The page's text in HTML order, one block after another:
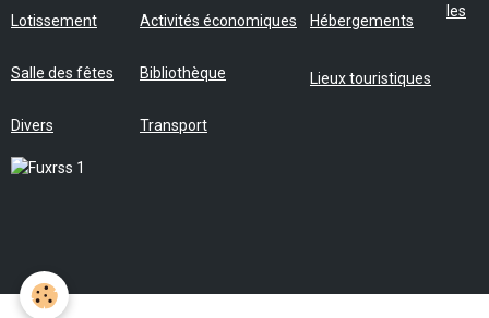
Lotissement Activités économiques Hébergements
Salle des fêtes Bibliothèque Lieux touristiques
Divers Transport
les